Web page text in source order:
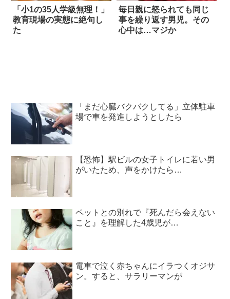
「小1の35人学級無理！」
教育現場の実態に絶句し
た
毎日親に怒られても同じ
事を繰り返す男児。その
心中は…マジか
「まだ心臓バクバクしてる」立体駐車
場で車を発進しようとしたら
【恐怖】駅ビルの女子トイレに若い男
がいたため、声をかけたら…
ペットとの別れで『死んだら会えない
こと』を理解した4歳児が…
電車で泣く赤ちゃんにイラつくオジサ
ン。すると、サラリーマンが